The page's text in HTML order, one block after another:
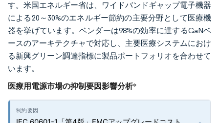
す。米国エネルギー省は、ワイドバンドギャップ電子機器
による20～30%のエネルギー節約の主要分野として医療機
器を挙げています。ベンダーは98%の効率に達するGaNベ
ースのアーキテクチャで対応し、主要医療システムにおけ
る新興グリーン調達指標に製品ポートフォリオを合わせて
います。
医療用電源市場の抑制要因影響分析*